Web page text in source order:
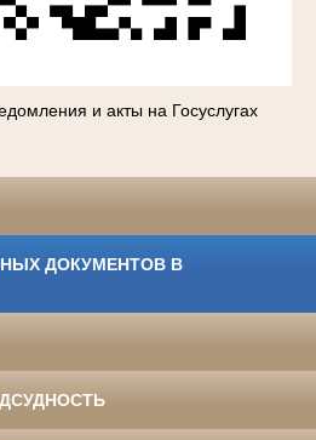
и акты на Госуслугах
ДОКУМЕНТОВ В